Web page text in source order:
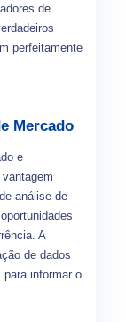
de
perfeitamente
Mercado
e
análise de
A
de dados
informar o